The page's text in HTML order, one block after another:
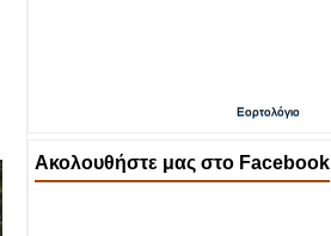
Εορτολόγιο
Ακολουθήστε μας στο Facebook